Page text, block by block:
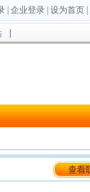
企业登录 设为首页